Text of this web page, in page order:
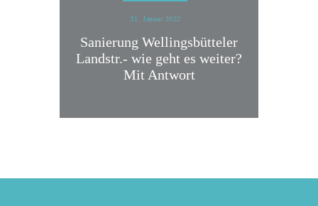
31. Januar 2022
Sanierung Wellingsbütteler
Landstr.- wie geht es weiter?
Mit Antwort